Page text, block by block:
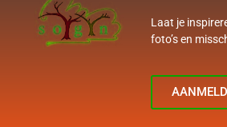
Laat je
foto’s en